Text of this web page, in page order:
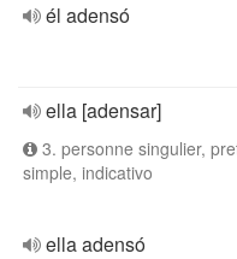
él adensó
ella [adensar]
3. personne singulier,
simple, indicativo
ella adensó